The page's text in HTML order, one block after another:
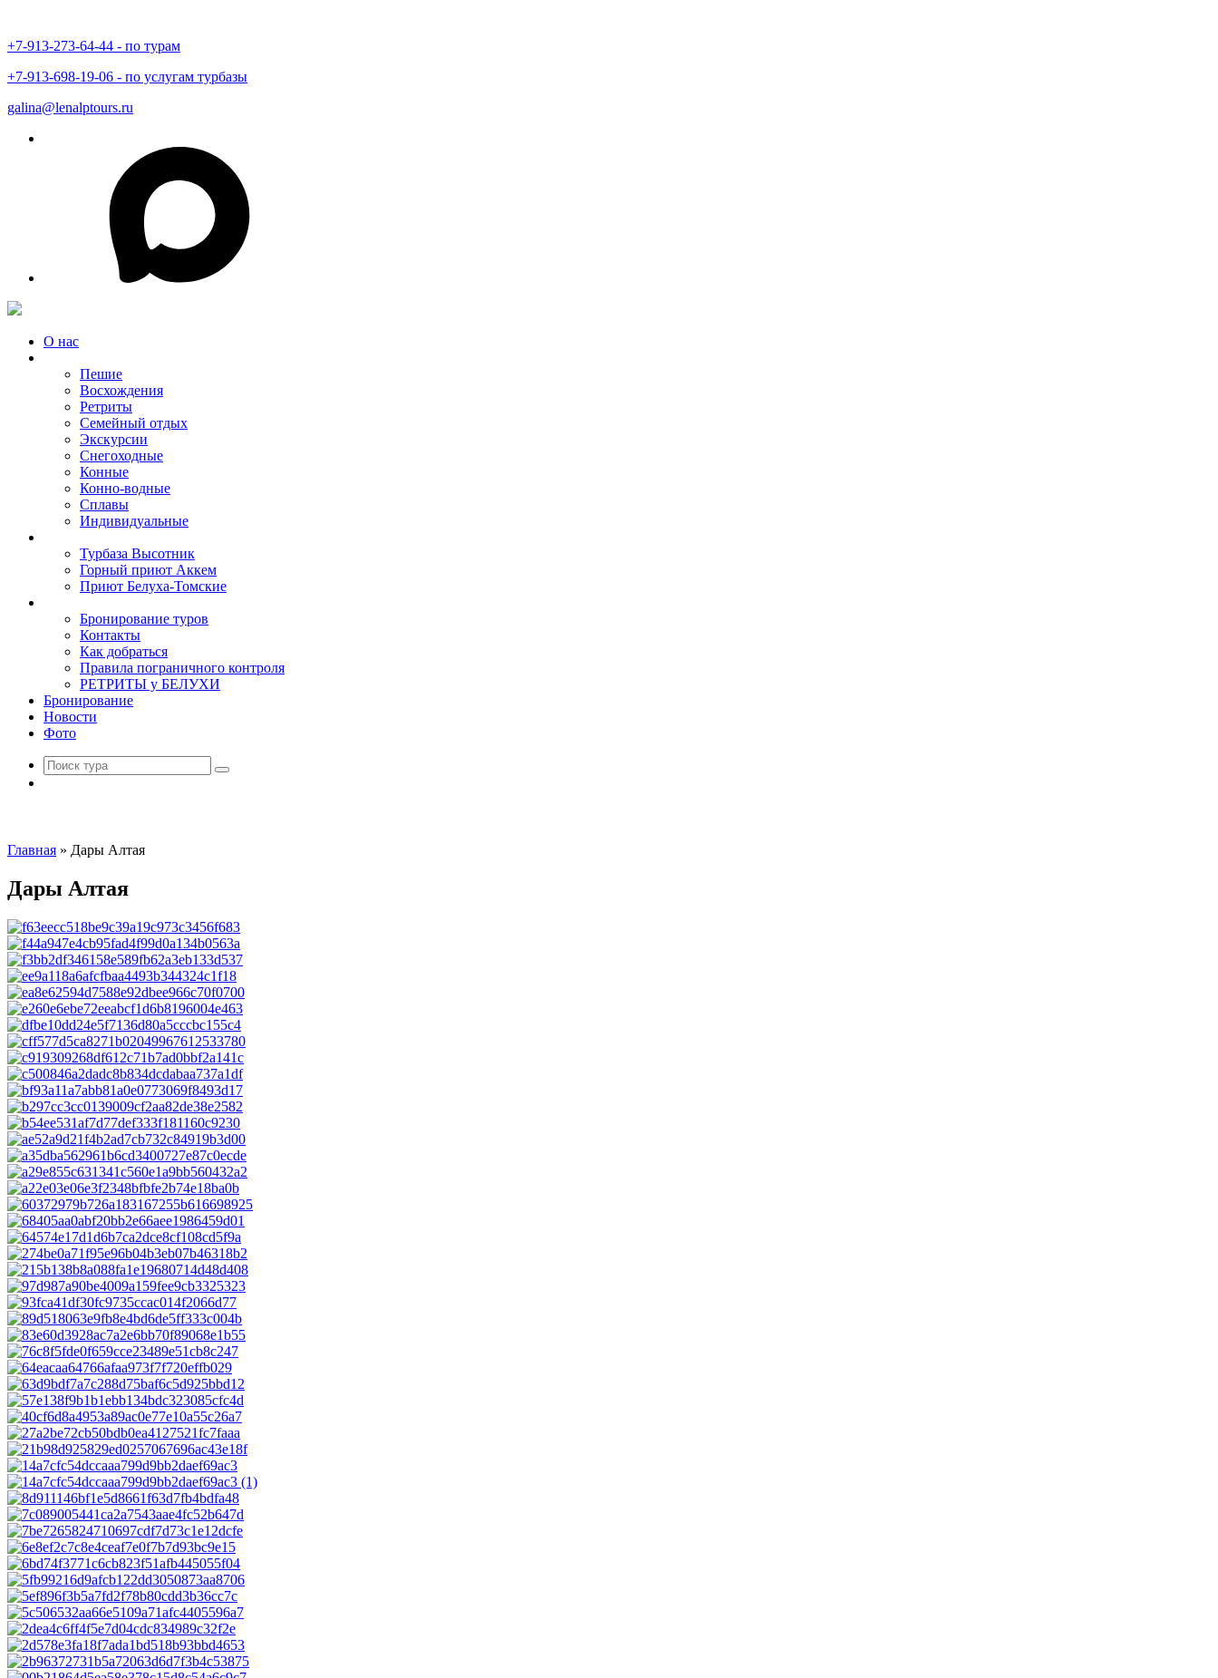
+7-913-273-64-44 - по турам
+7-913-698-19-06 - по услугам турбазы
galina@lenalptours.ru
О нас
Пешие
Восхождения
Ретриты
Семейный отдых
Экскурсии
Снегоходные
Конные
Конно-водные
Сплавы
Индивидуальные
Турбаза Высотник
Горный приют Аккем
Приют Белуха-Томские
Бронирование туров
Контакты
Как добраться
Правила пограничного контроля
РЕТРИТЫ у БЕЛУХИ
Бронирование
Новости
Фото
Главная » Дары Алтая
Дары Алтая